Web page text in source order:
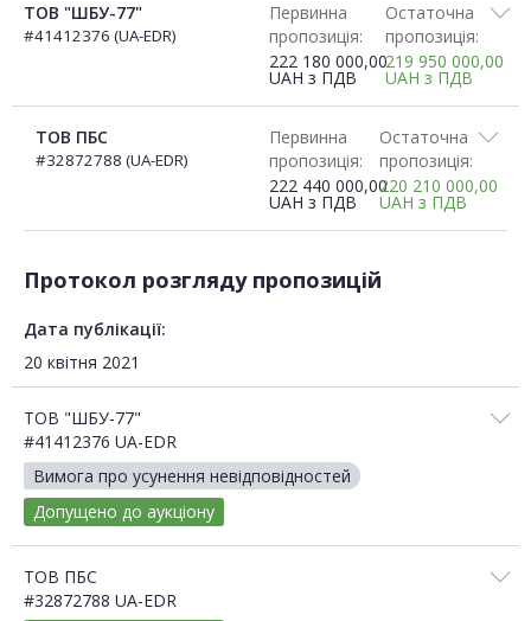
ТОВ "ШБУ-77"
#41412376 (UA-EDR)
Первинна
пропозиція:
222 180 000,00
UAH з ПДВ
Остаточна
пропозиція:
219 950 000,00
UAH з ПДВ
ТОВ ПБС
#32872788 (UA-EDR)
Первинна
пропозиція:
222 440 000,00
UAH з ПДВ
Остаточна
пропозиція:
220 210 000,00
UAH з ПДВ
Протокол розгляду пропозицій
Дата публікації:
20 квітня 2021
ТОВ "ШБУ-77"
#41412376 UA-EDR
Вимога про усунення невідповідностей
Допущено до аукціону
ТОВ ПБС
#32872788 UA-EDR